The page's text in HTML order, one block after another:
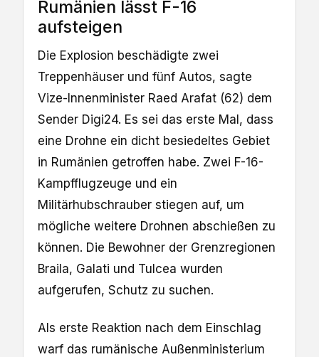
Rumänien lässt F-16
aufsteigen
Die Explosion beschädigte zwei
Treppenhäuser und fünf Autos, sagte
Vize-Innenminister Raed Arafat (62) dem
Sender Digi24. Es sei das erste Mal, dass
eine Drohne ein dicht besiedeltes Gebiet
in Rumänien getroffen habe. Zwei F-16-
Kampfflugzeuge und ein
Militärhubschrauber stiegen auf, um
mögliche weitere Drohnen abschießen zu
können. Die Bewohner der Grenzregionen
Braila, Galati und Tulcea wurden
aufgerufen, Schutz zu suchen.
Als erste Reaktion nach dem Einschlag
warf das rumänische Außenministerium